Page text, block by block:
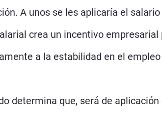
A unos se les aplicaría el
crea un incentivo
a la estabilidad en el
determina que, será de